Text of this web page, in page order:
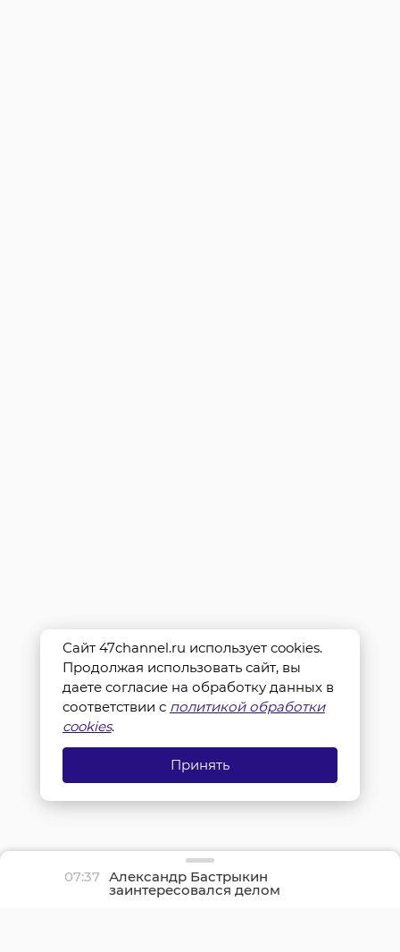
07:37 Александр Бастрыкин
заинтересовался делом
о нерасселении
Сайт 47channel.ru использует cookies.
Продолжая использовать сайт, вы
даете согласие на обработку данных в
соответствии с политикой обработки
cookies.
Принять